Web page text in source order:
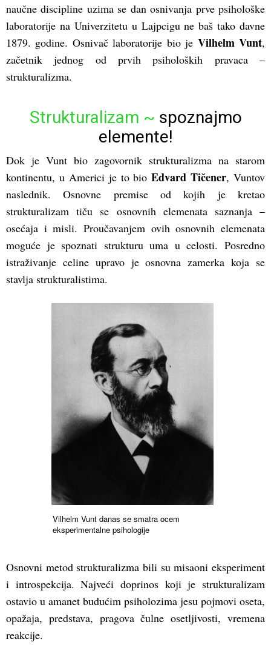
naučne discipline uzima se dan osnivanja prve psihološke
laboratorije na Univerzitetu u Lajpcigu ne baš tako davne
1879. godine. Osnivač laboratorije bio je Vilhelm Vunt,
začetnik jednog od prvih psiholoških pravaca –
strukturalizma.
Strukturalizam ~ spoznajmo
elemente!
Dok je Vunt bio zagovornik strukturalizma na starom
kontinentu, u Americi je to bioEdvard Tičener, Vuntov
naslednik. Osnovne premise od kojih je kretao
strukturalizam tiču se osnovnih elemenata saznanja –
osećaja i misli. Proučavanjem ovih osnovnih elemenata
moguće je spoznati strukturu uma u celosti. Posredno
istraživanje celine upravo je osnovna zamerka koja se
stavlja strukturalistima.
Vilhelm Vunt danas se smatra ocem
eksperimentalne psihologije
Osnovni metod strukturalizma bili su misaoni eksperiment
i introspekcija. Najveći doprinos koji je strukturalizam
ostavio u amanet budućim psiholozima jesu pojmovi oseta,
opažaja, predstava, pragova čulne osetljivosti, vremena
reakcije.